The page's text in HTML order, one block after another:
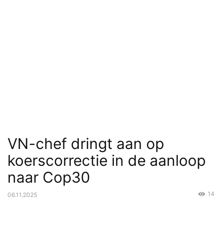
VN-chef dringt aan op
koerscorrectie in de aanloop
naar Cop30
06.11.2025 14